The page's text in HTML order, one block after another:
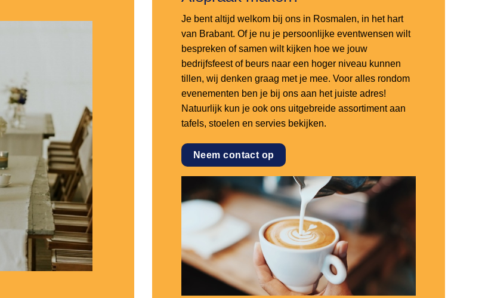
Je bent altijd welkom bij ons in Rosmalen, in het hart
van Brabant. Of je nu je persoonlijke eventwensen wilt
bespreken of samen wilt kijken hoe we jouw
bedrijfsfeest of beurs naar een hoger niveau kunnen
tillen, wij denken graag met je mee. Voor alles rondom
evenementen ben je bij ons aan het juiste adres!
Natuurlijk kun je ook ons uitgebreide assortiment aan
tafels, stoelen en servies bekijken.
Neem contact op